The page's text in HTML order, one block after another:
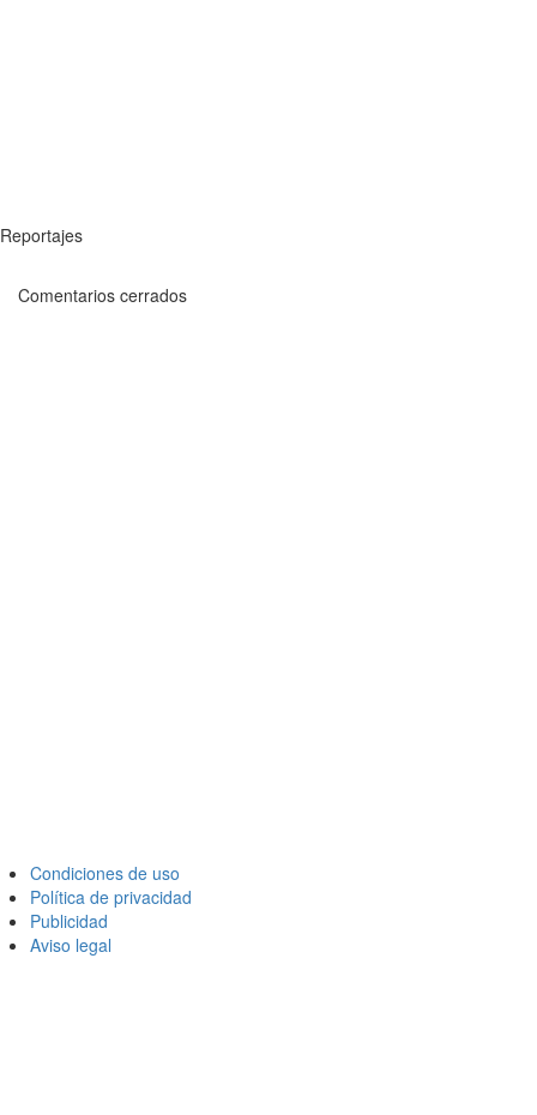
Reportajes
Comentarios cerrados
Condiciones de uso
Política de privacidad
Publicidad
Aviso legal